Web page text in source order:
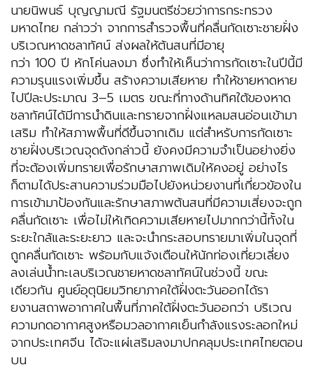
นายนิพนธ์ บุญญามณี รัฐมนตรีช่วยว่าการกระทรวง
มหาดไทย กล่าวว่า จากการสำรวจพื้นที่คลื่นกัดเซาะชายฝั่ง
บริเวณหาดชลาทัศน์ ส่งผลให้ต้นสนที่มีอายุ
กว่า 100 ปี หักโค่นลงมา ซึ่งทำให้เห็นว่าการกัดเซาะในปีนี้มี
ความรุนแรงเพิ่มขึ้น สร้างความเสียหาย ทำให้ชายหาดหาย
ไปปีละประมาณ 3–5 เมตร ขณะที่ทางด้านทิศใต้ของหาด
ชลาทัศน์ได้มีการนำดินและทรายจากฝั่งแหลมสนอ่อนเข้ามา
เสริม ทำให้สภาพพื้นที่ดีขึ้นจากเดิม แต่สำหรับการกัดเซาะ
ชายฝั่งบริเวณจุดดังกล่าวนี้ ยังคงมีความจำเป็นอย่างยิ่ง
ที่จะต้องเพิ่มทรายเพื่อรักษาสภาพเดิมให้คงอยู่ อย่างไร
ก็ตามได้ประสานความร่วมมือไปยังหน่วยงานที่เกี่ยวข้องใน
การเข้ามาป้องกันและรักษาสภาพต้นสนที่มีความเสี่ยงจะถูก
คลื่นกัดเซาะ เพื่อไม่ให้เกิดความเสียหายไปมากกว่านี้ทั้งใน
ระยะใกล้และระยะยาว และจะนำกระสอบทรายมาเพิ่มในจุดที่
ถูกคลื่นกัดเซาะ พร้อมกับแจ้งเตือนให้นักท่องเที่ยวเลี่ยง
ลงเล่นน้ำทะเลบริเวณชายหาดชลาทัศน์ในช่วงนี้ ขณะ
เดียวกัน ศูนย์อุตุนิยมวิทยาภาคใต้ฝั่งตะวันออกได้รา
ยงานสถาพอากาศในพื้นที่ภาคใต้ฝั่งตะวันออกว่า บริเวณ
ความกดอากาศสูงหรือมวลอากาศเย็นกำลังแรงระลอกใหม่
จากประเทศจีน ได้จะแผ่เสริมลงมาปกคลุมประเทศไทยตอน
บน